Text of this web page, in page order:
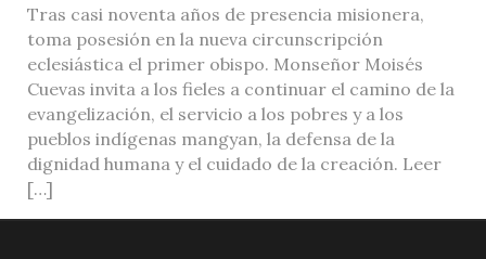
Tras casi noventa años de presencia misionera,
toma posesión en la nueva circunscripción
eclesiástica el primer obispo. Monseñor Moisés
Cuevas invita a los fieles a continuar el camino de la
evangelización, el servicio a los pobres y a los
pueblos indígenas mangyan, la defensa de la
dignidad humana y el cuidado de la creación. Leer
[…]